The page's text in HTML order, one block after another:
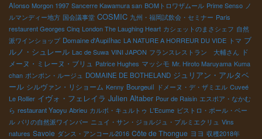
Alonso Morgon 1997 Sancerre Kawamura san BOMトロワザムール Prime Senso ノ
ルマンディー地方 国会議事堂 COSMIC 九州・福岡試飲会・セミナー Paris
restaurent Georges Cinq London The Laughing Heart カシェットのまさシェフ 自然
派ワインショップ Domaine d'Aupilhac LA NATURE A HORREUR DU VIDE トマ ブ
ルノ・シュレール Lac de Suwa VINI JAPON フランスレストラン 大輔さん ド
メーヌ・ミレーヌ・ブリュ Patrice Hughes マッシモ Mr. Hiroto Maruyama Kuma
chan ポンポン・ルージュ DOMAINE DE BOTHELAND ジュリアン・アルタベ
ール シルヴァン・リショーム Kenny Bourgeuil ドメーヌ・デ・ザミエル Cuveé
Le Rollier イヴォ・フェレイラ Julien Altaber Pour de Raisin エスポア・なかむ
ら restaurant Yaoyu Abrieu カルボ・キュルトゥ L'Ecume ビストロ・ポール・ベー
ル パリの自然派ワインバー ニュイ・サン・ジョルジュ・プルミエクリュ Vins
natures Savoie ダンス・アンコール2016 Côte de Thongue ヨヨ 収穫2018年